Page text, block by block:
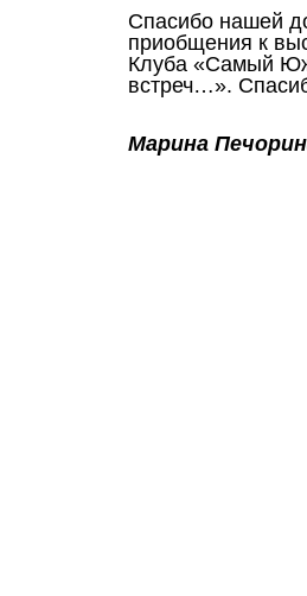
Спасибо нашей
приобщения к
Клуба «Самый
встреч…».
Марина